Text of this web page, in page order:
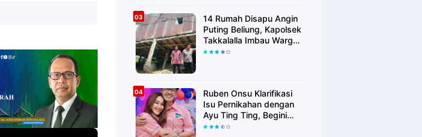
14 Rumah Disapu Angin
Puting Beliung, Kapolsek
Takkalalla Imbau Warga
Waspada Cuaca
Ruben Onsu Klarifikasi
Isu Pernikahan dengan
Ayu Ting Ting, Begini
Faktanya